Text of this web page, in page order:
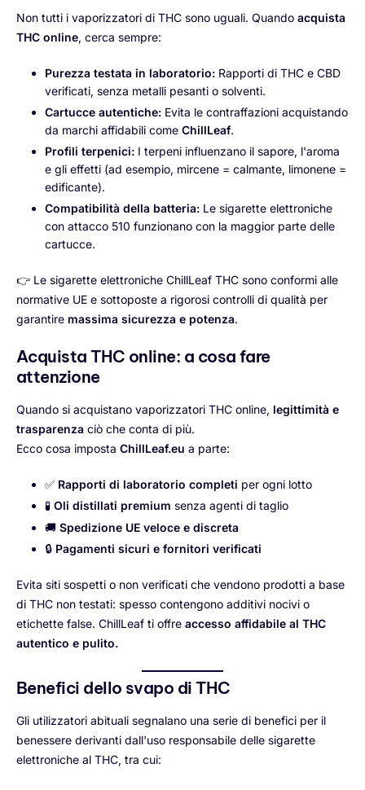
Non tutti i vaporizzatori di THC sono uguali. Quando acquista
THC online, cerca sempre:
Purezza testata in laboratorio: Rapporti di THC e CBD
verificati, senza metalli pesanti o solventi.
Cartucce autentiche: Evita le contraffazioni acquistando
da marchi affidabili come ChillLeaf.
Profili terpenici: I terpeni influenzano il sapore, l'aroma
e gli effetti (ad esempio, mircene = calmante, limonene =
edificante).
Compatibilità della batteria: Le sigarette elettroniche
con attacco 510 funzionano con la maggior parte delle
cartucce.
👉 Le sigarette elettroniche ChillLeaf THC sono conformi alle
normative UE e sottoposte a rigorosi controlli di qualità per
garantire massima sicurezza e potenza.
Acquista THC online: a cosa fare
attenzione
Quando si acquistano vaporizzatori THC online, legittimità e
trasparenza ciò che conta di più.
Ecco cosa imposta ChillLeaf.eu a parte:
✅ Rapporti di laboratorio completi per ogni lotto
🧪 Oli distillati premium senza agenti di taglio
🚚 Spedizione UE veloce e discreta
🔒 Pagamenti sicuri e fornitori verificati
Evita siti sospetti o non verificati che vendono prodotti a base
di THC non testati: spesso contengono additivi nocivi o
etichette false. ChillLeaf ti offre accesso affidabile al THC
autentico e pulito.
Benefici dello svapo di THC
Gli utilizzatori abituali segnalano una serie di benefici per il
benessere derivanti dall'uso responsabile delle sigarette
elettroniche al THC, tra cui: